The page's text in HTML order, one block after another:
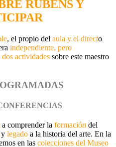
RUBENS Y
, el propio del aula y el directo
independiente, pero
dos actividades sobre este maestro
a comprender la formación del
y legado a la historia del arte. En la
en las colecciones del Museo